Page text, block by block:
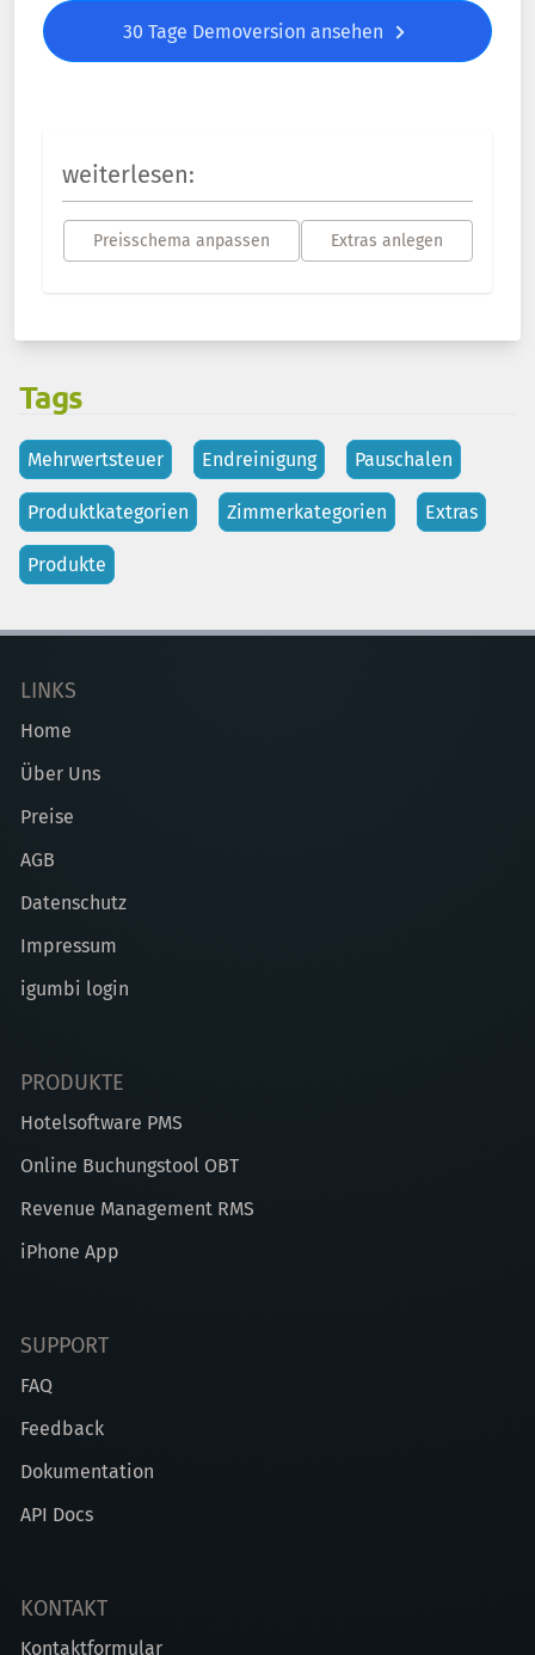
30 Tage Demoversion ansehen
weiterlesen:
Preisschema anpassen Extras anlegen
Tags
Mehrwertsteuer Endreinigung Pauschalen
Produktkategorien Zimmerkategorien Extras
Produkte
LINKS
Home
Über Uns
Preise
AGB
Datenschutz
Impressum
igumbi login
PRODUKTE
Hotelsoftware PMS
Online Buchungstool OBT
Revenue Management RMS
iPhone App
SUPPORT
FAQ
Feedback
Dokumentation
API Docs
KONTAKT
Kontaktformular